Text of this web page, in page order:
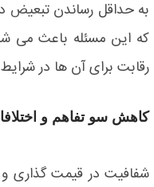
به حداقل رساندن تبعیض
که این مسئله باعث می
رقابت برای آن ها در
کاهش سو تفاهم و
شفافیت در قیمت گذاری و